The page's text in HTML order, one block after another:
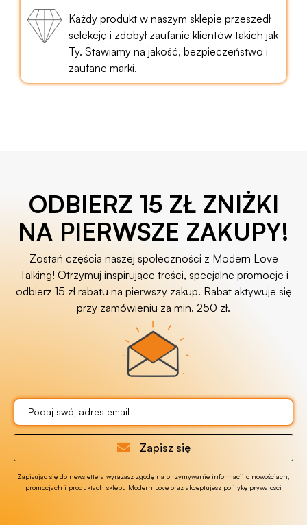
Każdy produkt w naszym sklepie przeszedł
selekcję i zdobył zaufanie klientów takich jak
Ty. Stawiamy na jakość, bezpieczeństwo i
zaufane marki.
ODBIERZ 15 ZŁ ZNIŻKI
NA PIERWSZE ZAKUPY!
Zostań częścią naszej społeczności z Modern Love
Talking! Otrzymuj inspirujące treści, specjalne promocje i
odbierz 15 zł rabatu na pierwszy zakup. Rabat aktywuje się
przy zamówieniu za min. 250 zł.
Zapisz się
Zapisując się do newslettera wyrażasz zgodę na otrzymywanie informacji o nowościach,
promocjach i produktach sklepu Modern Love oraz akceptujesz politykę prywatości